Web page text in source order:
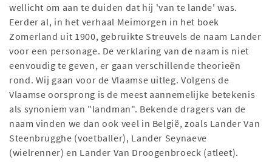
wellicht om aan te duiden dat hij 'van te lande' was.
Eerder al, in het verhaal Meimorgen in het boek
Zomerland uit 1900, gebruikte Streuvels de naam Lander
voor een personage. De verklaring van de naam is niet
eenvoudig te geven, er gaan verschillende theorieën
rond. Wij gaan voor de Vlaamse uitleg. Volgens de
Vlaamse oorsprong is de meest aannemelijke betekenis
als synoniem van "landman". Bekende dragers van de
naam vinden we dan ook veel in België, zoals Lander Van
Steenbrugghe (voetballer), Lander Seynaeve
(wielrenner) en Lander Van Droogenbroeck (atleet).